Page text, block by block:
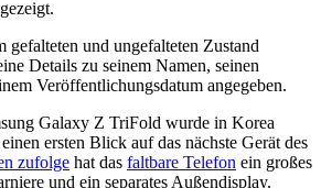
gefalteten und ungefalteten Zustand
Details zu seinem Namen, seinen
Veröffentlichungsdatum angegeben.
Galaxy Z TriFold wurde in Korea
ersten Blick auf das nächste Gerät des
zufolge hat das faltbare Telefon ein großes
und ein separates Außendisplay.